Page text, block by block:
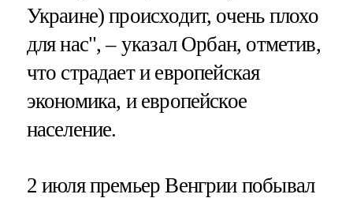
Украине) происходит, очень плохо
для нас", – указал Орбан, отметив,
что страдает и европейская
экономика, и европейское
население.
2 июля премьер Венгрии побывал